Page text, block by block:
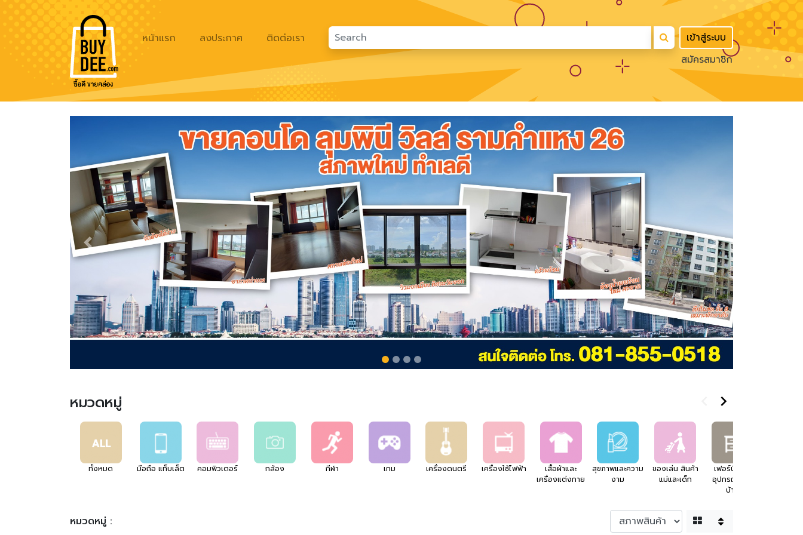
หน้าแรก ลงประกาศ
ติดต่อเรา
สมัครสมาชิก
เข้าสู่ระบบ
Previous Next
หมวดหมู่
ทั้งหมด มือถือ แท็บเล็ต คอมพิวเตอร์ กล้อง กีฬา เกม เครื่องดนตรี เครื่องใช้ไฟฟ้า
เสื้อผ้าและ
เครื่องแต่งกาย
สุขภาพและความ
งาม
ของเล่น สินค้า
แม่และเด็ก
เฟอร์นิเจอร์
อุปกรณ์แต่ง
บ้าน
หมวดหมู่ :